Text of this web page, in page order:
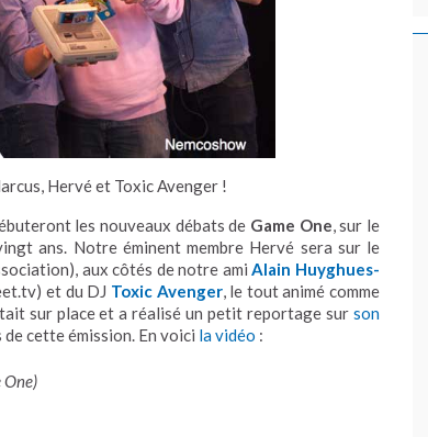
Hervé et Toxic Avenger !
les nouveaux débats de Game One, sur le
ans. Notre éminent membre Hervé sera sur le
aux côtés de notre amiAlain Huyghues-
et du DJ Toxic Avenger, le tout animé comme
sur place et a réalisé un petit reportage sur son
cette émission. En voici la vidéo :
One)